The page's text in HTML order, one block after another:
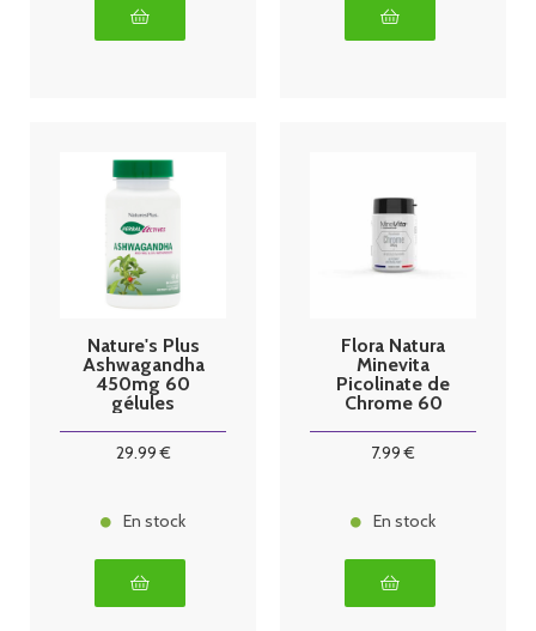
Nature's Plus
Ashwagandha
450mg 60
gélules
29.99€
En stock
Flora Natura
Minevita
Picolinate de
Chrome 60
7.99 €
En stock